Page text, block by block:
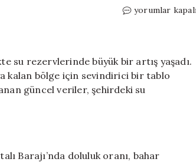
80
Yağışları:
“Süper
Niño”
yorumlar
su rezervlerinde büyük bir artış yaşadı.
kalan bölge için sevindirici bir tablo
güncel veriler, şehirdeki su
Barajı’nda doluluk oranı, bahar